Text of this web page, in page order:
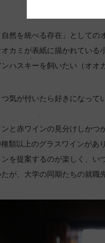
自然を統べる存在」としての
カミが表紙に描かれている
ハスキーを飼いたい（オオ
つ気が付いたら好きになって
と赤ワインの見分けしかつ
種類以上のグラスワインが
ンを提案するのが楽しく、
たが、大学の同期たちの就職